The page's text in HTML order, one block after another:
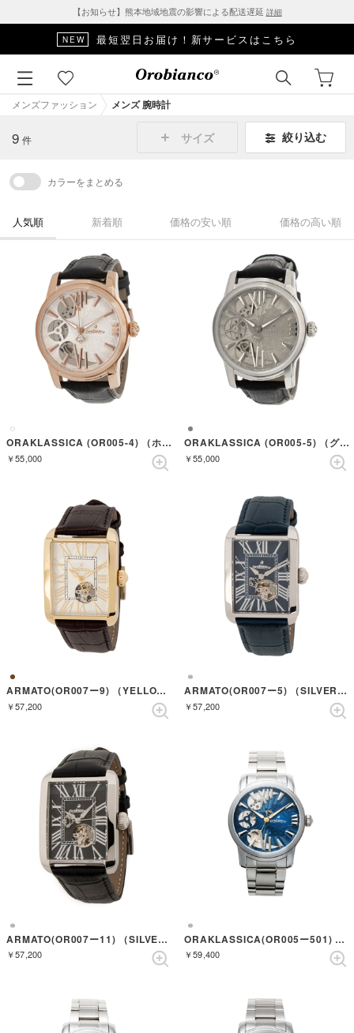
【お知らせ】熊本地域地震の影響による配送遅延 詳細
NEW 最短翌日お届け！新サービスはこちら
メンズファッション メンズ 腕時計
9 件 サイズ 絞り込む
カラーをまとめる
人気順 新着順 価格の安い順 価格の高い順
ORAKLASSICA (OR005-4) （ホワイト）
￥55,000
ORAKLASSICA (OR005-5) （グレー）
￥55,000
ARMATO(OR007ー9) （YELLOWGOLD/BROWN）
￥57,200
ARMATO(OR007ー5) （SILVER/NAVY）
￥57,200
ARMATO(OR007ー11) （SILVER/BLACK）
￥57,200
ORAKLASSICA(OR005ー501) （SILVER/SILVER）
￥59,400